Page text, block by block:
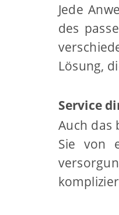
Jede
des
Lösung,
Service
Auch das
Sie von